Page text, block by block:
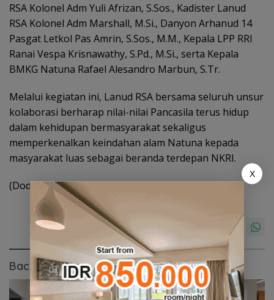
RSA Kolonel Adm Yuli Afrizan, S.Sos., Kadister Lanud
RSA Kolonel Adm Marshall, M.Si., Danyon Arhanud 14
Pasgat Letkol Pas Amrin, S.Sos., M.M., Kepala LPP RRI
Ranai Vespa Krisnawathy, S.Pd., M.Si., serta Kepala
BMKG Natuna Rafael Alesandro Marbun, S.Tr.
Melalui kegiatan ini, Lanud RSA bersama seluruh unsur
kolaborasi berharap nilai-nilai Pancasila terus hidup
dalam kehidupan bermasyarakat sekaligus
memperkenalkan keindahan alam Natuna kepada
masyarakat luas sebagai beranda terdepan NKRI.
(Dod)
Baca Juga
X